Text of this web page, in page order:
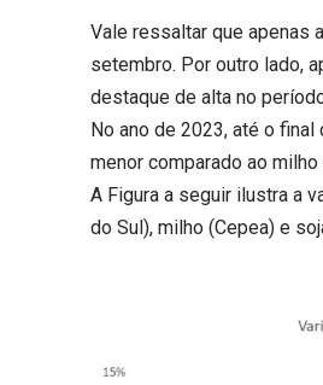
Vale ressaltar que apenas
setembro. Por outro lado,
destaque de alta no
No ano de 2023, até o
menor comparado ao
A Figura a seguir ilustra a
do Sul), milho (Cepea) e